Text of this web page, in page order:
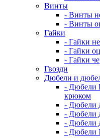
Винты
- Винты
- Винты
Гайки
- Гайки
- Гайки
- Гайки
Гвозди
Дюбели и
- Дюбели
крюком
- Дюбели
- Дюбели
- Дюбели
- Дюбели